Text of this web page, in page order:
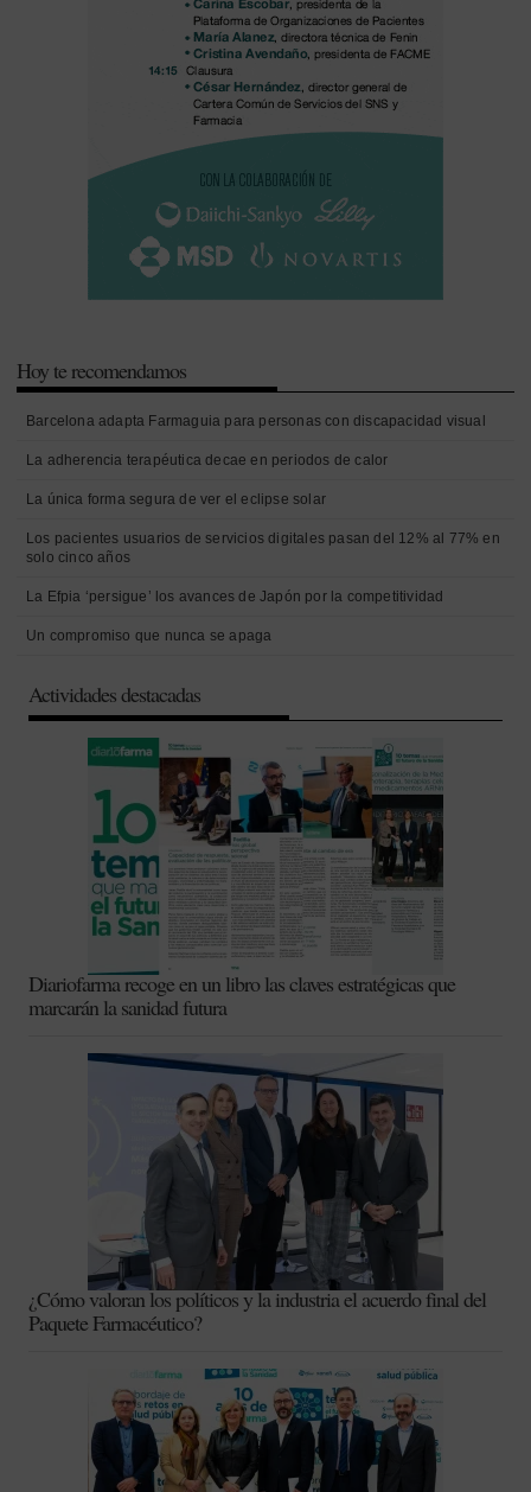
Hoy te recomendamos
Barcelona adapta Farmaguia para personas con discapacidad visual
La adherencia terapéutica decae en periodos de calor
La única forma segura de ver el eclipse solar
Los pacientes usuarios de servicios digitales pasan del 12% al 77% en
solo cinco años
La Efpia ‘persigue’ los avances de Japón por la competitividad
Un compromiso que nunca se apaga
Actividades destacadas
Diariofarma recoge en un libro las claves estratégicas que
marcarán la sanidad futura
¿Cómo valoran los políticos y la industria el acuerdo final del
Paquete Farmacéutico?